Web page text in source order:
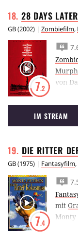
28 DAYS LATER
GB(2002) | Zombiefilm,
7.2
von
nur so
IM STREAM
DIE RITTER
GB(1975) | Fantasyfilm,
7.4
mit
Monty